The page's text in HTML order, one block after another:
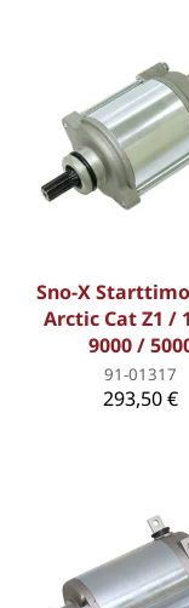
Sno-X
Arctic Cat Z1 /
9000 /
91-01317
293,50 €